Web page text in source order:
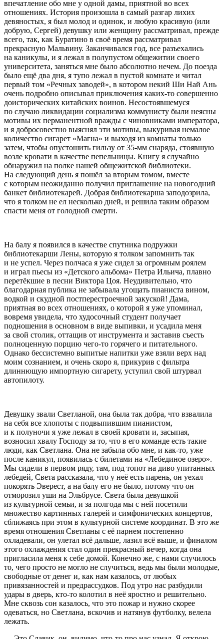
впечатление обо мне у одной дамы, приятной во всех
отношениях. История произошла в самый разгар лихих
девяностых, я был молод и одинок, и любую красивую (или
добрую, Сергей) девушку или женщину рассматривал, прежде
всего, так, как Буратино в своё время рассматривал
прекрасную Мальвину. Заканчивался год, все разъехались
на каникулы, и я лежал в полупустом общежитии своего
университета, заняться мне было абсолютно нечем. До поезда
было ещё два дня, я тупо лежал в пустой комнате и читал
первый том «Речных заводей», в котором некий Ши Най Ань
очень подробно описывал приключения каких-то совершенно
доисторических китайских воинов. Несостоявшемуся
по случаю ликвидации социализма коммунисту были неясны
мотивы их перманентной вражды с чиновниками императора,
и я добросовестно выяснял эти мотивы, выкуривая немалое
количество сигарет «Магна» и выходя из комнаты только
затем, чтобы опустошить гильзу от 35-мм снаряда, стоявшую
возле кровати в качестве пепельницы. Книгу я случайно
обнаружил на полке нашей общежитской библиотеки.
На следующий день я пошёл за вторым томом, вместе
с которым неожиданно получил приглашение на новогодний
банкет библиотекарей. Добрая библиотекарша заподозрила,
что я толком не ел несколько дней, и решила таким образом
спасти меня от голодной смерти.
На балу я появился в качестве спутника подружки
библиотекарши Лены, которую я толком запомнить так
и не успел. Через полчаса я уже сидел за огромным роялем
и играл пьесы из «Детского альбома» Петра Ильича, плавно
перетёкшие в песни Виктора Цоя. Неудивительно, что
благодарная публика не забывала угощать пианиста вином,
водкой и скудной постперестроечной закуской! Дама,
приятная во всех отношениях, о которой я уже упоминал,
вовремя увидела, что худосочный студент получает
подношения в основном в виде выпивки, и усадила меня
за свой столик, оттащив от инструмента и заставив съесть
полноценную порцию чего-то горячего и питательного.
Однако бессистемно выпитые напитки уже взяли верх над
моим сознанием, и очень скоро я, прикурив с фильтра
длиннющую импортную сигарету, уступил свой штурвал
автопилоту.
Девушку звали Светланой, она была так добра, что взвалила
на себя все хлопоты с подвыпившим пианистом,
и к полуночи я уже лежал в своей кровати и, засыпая,
возносил хвалу Господу за то, что в его команде есть такие
люди, как Светлана. Она не забыла обо мне, и как-то, уже
после каникул, появилась с билетами на «Лебединое озеро».
Мы сидели в первом ряду, там, под топот на диво упитанных
лебедей, Света рассказала, что у неё есть парень, он уехал
покорять Эверест, а на балу его не было, потому что он
отморозил уши на Эльбрусе. Света была девушкой
из культурной семьи, и за полгода мы с ней посетили
множество картинных галерей и симфонических концертов,
сближаясь при этом в культурной системе координат. В это же
время отношения Светланы с её парнем постепенно
охладевали, он улетал всё дальше, лазил всё выше, и финалом
этого охлаждения стал один прекрасный вечер, когда она
пригласила меня к себе домой. Конечно же, с нами случилось
то, чего просто не могло не случиться, ведь мы были молодые,
свободные от денег и, как нам казалось, от любых
привязанностей и предрассудков. Под утро нас разбудили
удары в дверь, кто-то колотил в неё яростно и решительно.
Мне сквозь сон казалось, что это пожар и нужно скорее
одеваться, но Светлана, вскочив и натянув футболку, велела
лежать.